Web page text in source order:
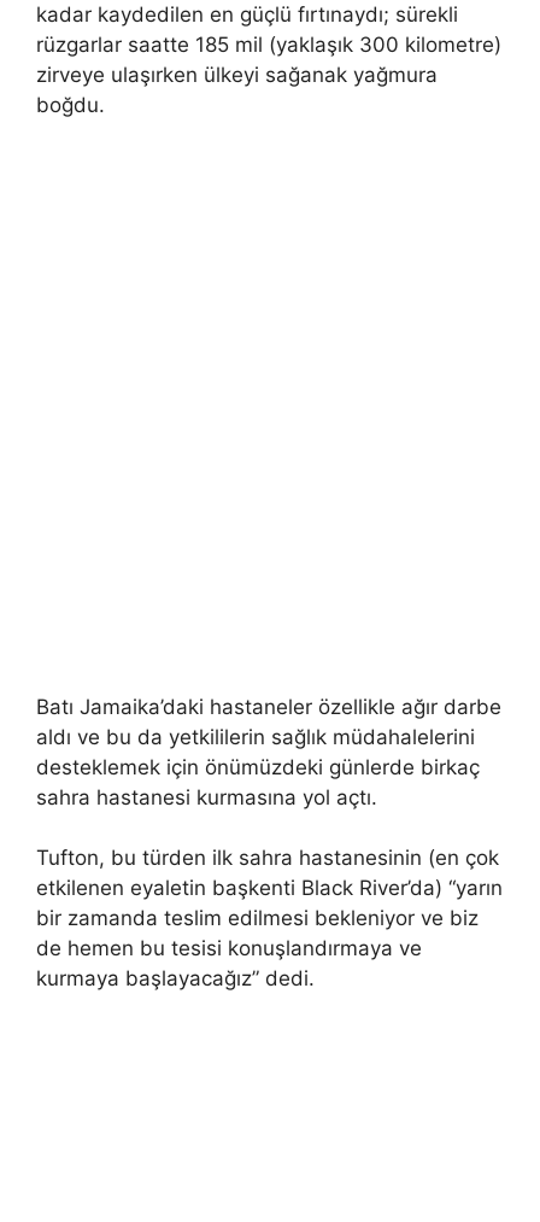
kadar kaydedilen en güçlü fırtınaydı; sürekli
rüzgarlar saatte 185 mil (yaklaşık 300 kilometre)
zirveye ulaşırken ülkeyi sağanak yağmura
boğdu.
Batı Jamaika’daki hastaneler özellikle ağır darbe
aldı ve bu da yetkililerin sağlık müdahalelerini
desteklemek için önümüzdeki günlerde birkaç
sahra hastanesi kurmasına yol açtı.
Tufton, bu türden ilk sahra hastanesinin (en çok
etkilenen eyaletin başkenti Black River’da) “yarın
bir zamanda teslim edilmesi bekleniyor ve biz
de hemen bu tesisi konuşlandırmaya ve
kurmaya başlayacağız” dedi.